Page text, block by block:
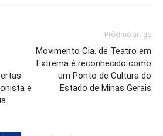
e
Próximo artigo
Movimento Cia. de Teatro em
Extrema é reconhecido como
um Ponto de Cultura do
Estado de Minas Gerais